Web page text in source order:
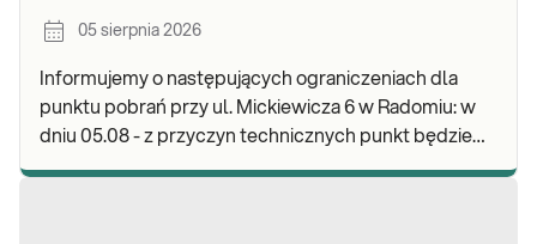
05 sierpnia 2026
Informujemy o następujących ograniczeniach dla
punktu pobrań przy ul. Mickiewicza 6 w Radomiu: w
dniu 05.08 - z przyczyn technicznych punkt będzie